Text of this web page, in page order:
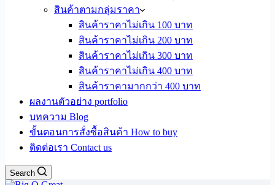
สินค้าตามกลุ่มราคา
สินค้าราคาไม่เกิน 100 บาท
สินค้าราคาไม่เกิน 200 บาท
สินค้าราคาไม่เกิน 300 บาท
สินค้าราคาไม่เกิน 400 บาท
สินค้าราคามากกว่า 400 บาท
ผลงานตัวอย่าง portfolio
บทความ Blog
ขั้นตอนการสั่งซื้อสินค้า How to buy
ติดต่อเรา Contact us
Search